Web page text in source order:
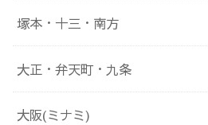
塚本・十三・南方
大正・弁天町・九条
大阪(ミナミ)